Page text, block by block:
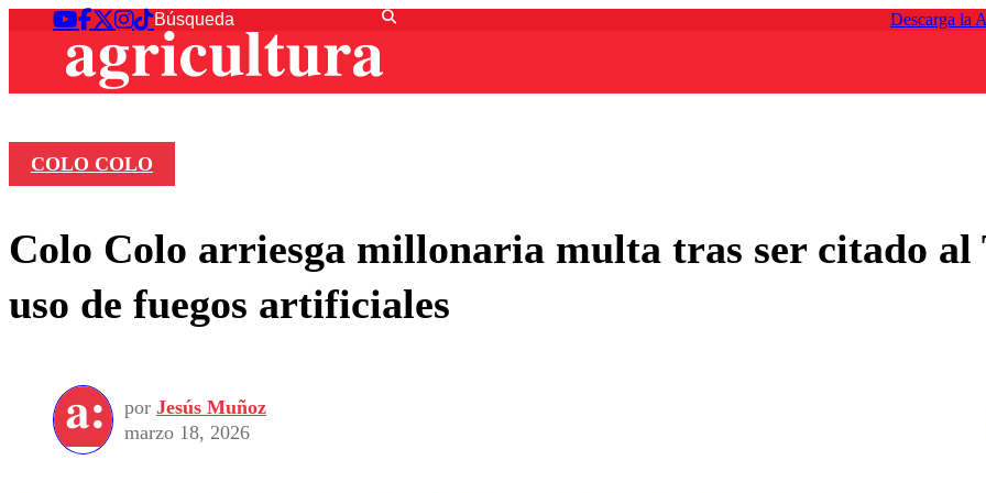
Descarga la
COLO COLO
Colo Colo arriesga millonaria multa tras ser citado
uso de fuegos artificiales
por Jesús Muñoz
marzo 18, 2026